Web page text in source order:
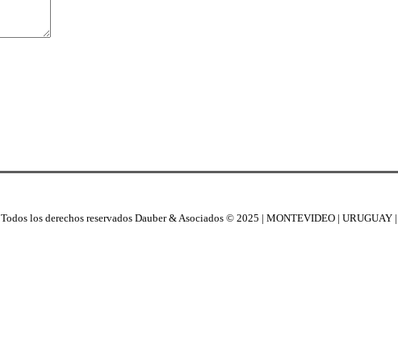
Todos los derechos reservados Dauber & Asociados © 2025 | MONTEVIDEO | URUGUAY |